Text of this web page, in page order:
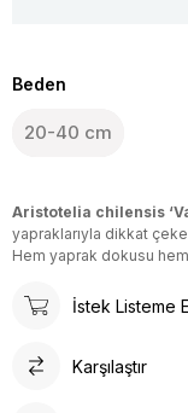
Beden
20-40 cm
Aristotelia chilensis
yapraklarıyla dikkat
Hem yaprak dokusu
İstek Listeme
Karşılaştır